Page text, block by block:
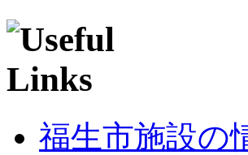
福生市施設の